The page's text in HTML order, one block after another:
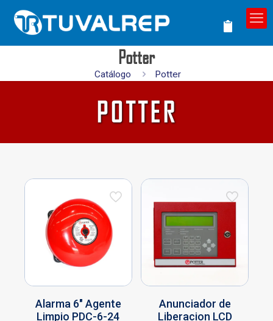
Potter
Catálogo Potter
POTTER
Alarma 6″ Agente
Limpio PDC-6-24
Anunciador de
Liberacion LCD